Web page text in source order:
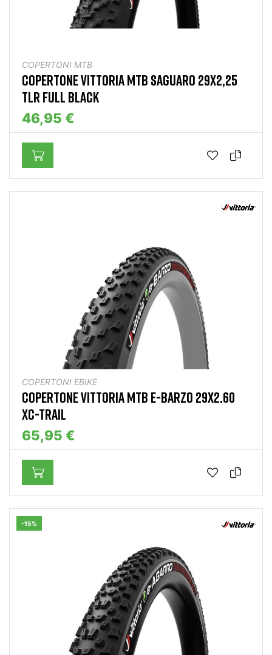
COPERTONI MTB
COPERTONE VITTORIA MTB SAGUARO 29X2,25
TLR FULL BLACK
46,95 €
COPERTONI EBIKE
COPERTONE VITTORIA MTB E-BARZO 29X2.60
XC-TRAIL
65,95 €
-15%